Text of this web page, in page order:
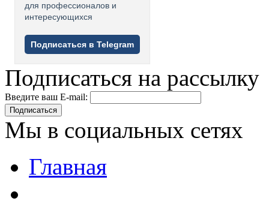
для профессионалов и
интересующихся
Подписаться в Telegram
Подписаться на рассылку
Введите ваш E-mail:
Подписаться
Мы в социальных сетях
Главная